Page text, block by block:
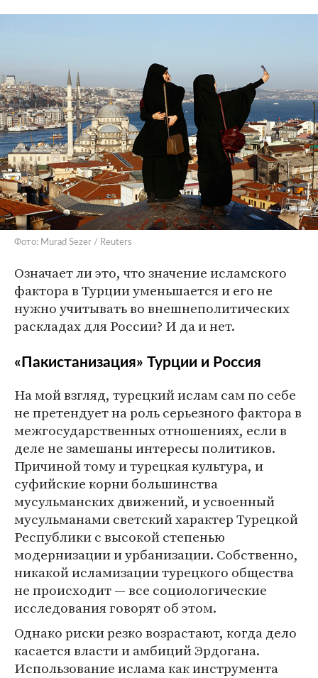
Фото: Murad Sezer / Reuters
Означает ли это, что значение исламского
фактора в Турции уменьшается и его не
нужно учитывать во внешнеполитических
раскладах для России? И да и нет.
«Пакистанизация» Турции и Россия
На мой взгляд, турецкий ислам сам по себе
не претендует на роль серьезного фактора в
межгосударственных отношениях, если в
деле не замешаны интересы политиков.
Причиной тому и турецкая культура, и
суфийские корни большинства
мусульманских движений, и усвоенный
мусульманами светский характер Турецкой
Республики с высокой степенью
модернизации и урбанизации. Собственно,
никакой исламизации турецкого общества
не происходит — все социологические
исследования говорят об этом.
Однако риски резко возрастают, когда дело
касается власти и амбиций Эрдогана.
Использование ислама как инструмента